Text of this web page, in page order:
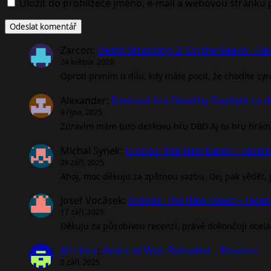
Uložit do prohlížeče jméno, e-mail a webovou
Zarcon: Death Stranding 2: On the Beach –
24 května, 2026
Oproti prvním u dílu, kdy máte pocit, že chodíte
Alexander: Desková hra Dead by Daylight se
9 října, 2025
Zdravím mám tuto deskovu hru DBD Aj tu hru
Michal Synek: Cronos: The New Dawn –
29 září, 2025
Ahoj, moc děkuju za zpětnou vazbu. Dej pak vědět,
Josef Vocásek: Cronos: The New Dawn –
17 září, 2025
Děkuju za působivou recenzí, právě dokončuji
Jiří Hora: Gears of War: Reloaded – Recenze
2 září, 2025